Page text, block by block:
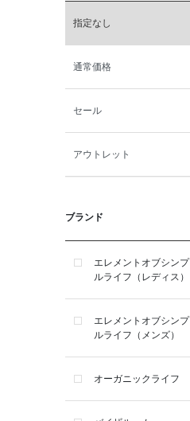
指定なし
通常価格
セール
アウトレット
ブランド
エレメントオブシンプ
ルライフ（レディス）
エレメントオブシンプ
ルライフ（メンズ）
オーガニックライフ